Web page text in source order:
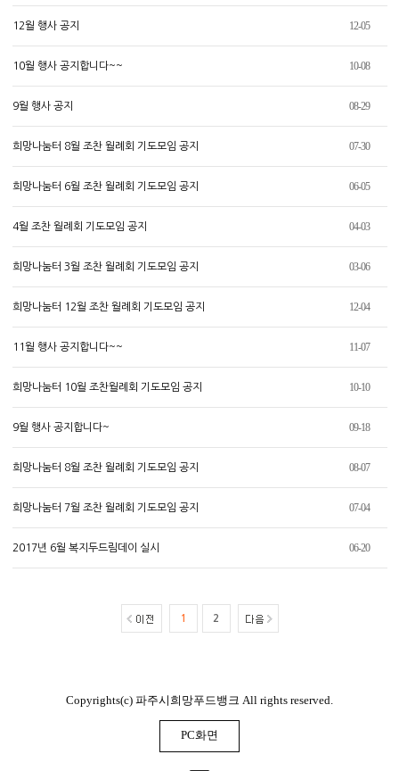
12월 행사 공지 12-05
10월 행사 공지합니다~~ 10-08
9월 행사 공지 08-29
희망나눔터 8월 조찬 월례회 기도모임 공지 07-30
희망나눔터 6월 조찬 월례회 기도모임 공지 06-05
4월 조찬 월례회 기도모임 공지 04-03
희망나눔터 3월 조찬 월례회 기도모임 공지 03-06
희망나눔터 12월 조찬 월례회 기도모임 공지 12-04
11월 행사 공지합니다~~ 11-07
희망나눔터 10월 조찬월례회 기도모임 공지 10-10
9월 행사 공지합니다~ 09-18
희망나눔터 8월 조찬 월례회 기도모임 공지 08-07
희망나눔터 7월 조찬 월례회 기도모임 공지 07-04
2017년 6월 복지두드림데이 실시 06-20
1 2
Copyrights(c) 파주시희망푸드뱅크 All rights reserved.
PC화면